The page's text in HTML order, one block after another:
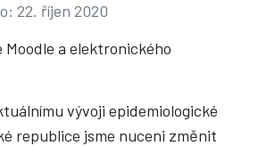
22. říjen 2020
Moodle a elektronického
vývoji epidemiologické
republice jsme nuceni změnit